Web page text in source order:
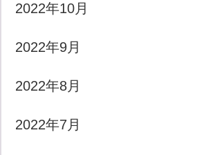
2022年10月
2022年9月
2022年8月
2022年7月